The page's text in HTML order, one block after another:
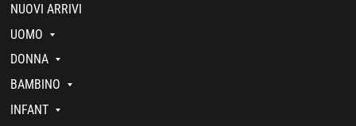
NUOVI ARRIVI
UOMO
DONNA
BAMBINO
INFANT